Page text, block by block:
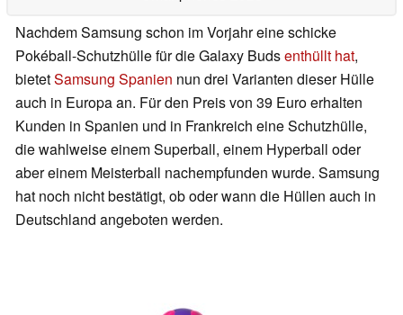
Nachdem Samsung schon im Vorjahr eine schicke
Pokéball-Schutzhülle für die Galaxy Budsenthüllt hat,
bietetSamsung Spanien nun drei Varianten dieser Hülle
auch in Europa an. Für den Preis von 39 Euro erhalten
Kunden in Spanien und in Frankreich eine Schutzhülle,
die wahlweise einem Superball, einem Hyperball oder
aber einem Meisterball nachempfunden wurde. Samsung
hat noch nicht bestätigt, ob oder wann die Hüllen auch in
Deutschland angeboten werden.